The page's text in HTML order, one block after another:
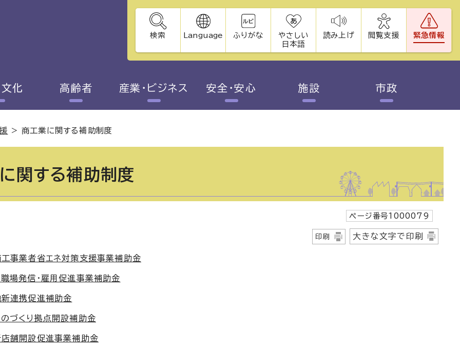
検索 Language ふりがな
やさしい
日本語
読み上げ 閲覧支援 緊急情報
文化 高齢者 産業・ビジネス 安全・安心 施設 市政
>商工業に関する補助制度
関する補助制度
ページ番号1000079
印刷 大きな文字で印刷
事業者省エネ対策支援事業補助金
場発信・雇用促進事業補助金
連携促進補助金
づくり拠点開設補助金
舗開設促進事業補助金